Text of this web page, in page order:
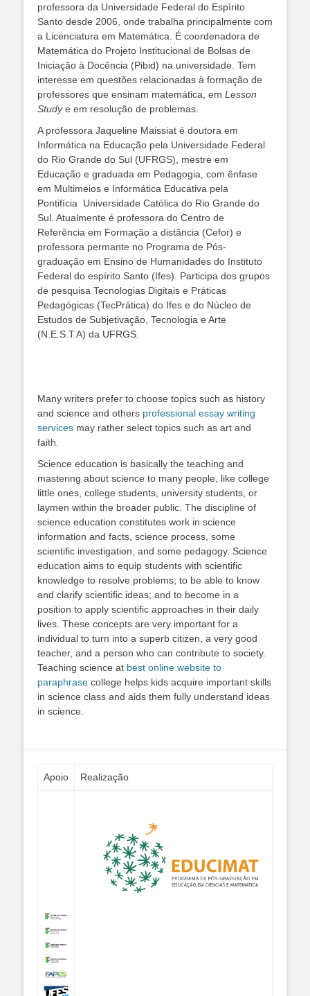
professora da Universidade Federal do Espírito
Santo desde 2006, onde trabalha principalmente com
a Licenciatura em Matemática. É coordenadora de
Matemática do Projeto Institucional de Bolsas de
Iniciação à Docência (Pibid) na universidade. Tem
interesse em questões relacionadas à formação de
professores que ensinam matemática, em Lesson
Studye em resolução de problemas.
A professora Jaqueline Maissiat é doutora em
Informática na Educação pela Universidade Federal
do Rio Grande do Sul (UFRGS), mestre em
Educação e graduada em Pedagogia, com ênfase
em Multimeios e Informática Educativa pela
Pontifícia Universidade Católica do Rio Grande do
Sul. Atualmente é professora do Centro de
Referência em Formação a distância (Cefor) e
professora permante no Programa de Pós-
graduação em Ensino de Humanidades do Instituto
Federal do espírito Santo (Ifes). Participa dos grupos
de pesquisa Tecnologias Digitais e Práticas
Pedagógicas (TecPrática) do Ifes e do Núcleo de
Estudos de Subjetivação, Tecnologia e Arte
(N.E.S.T.A) da UFRGS.
Many writers prefer to choose topics such as history
and science and others professional essay writing
services may rather select topics such as art and
faith.
Science education is basically the teaching and
mastering about science to many people, like college
little ones, college students, university students, or
laymen within the broader public. The discipline of
science education constitutes work in science
information and facts, science process, some
scientific investigation, and some pedagogy. Science
education aims to equip students with scientific
knowledge to resolve problems; to be able to know
and clarify scientific ideas; and to become in a
position to apply scientific approaches in their daily
lives. These concepts are very important for a
individual to turn into a superb citizen, a very good
teacher, and a person who can contribute to society.
Teaching science at best online website to
paraphrase college helps kids acquire important skills
in science class and aids them fully understand ideas
in science.
Apoio Realização